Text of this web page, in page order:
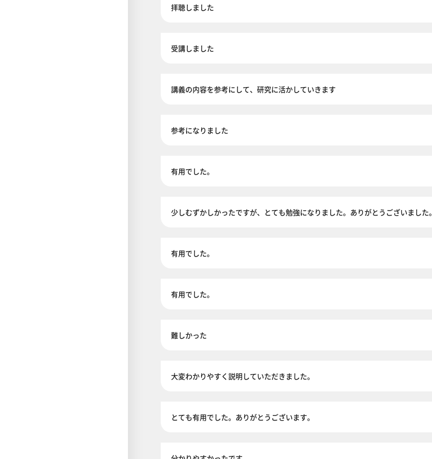
拝聴しました
受講しました
講義の内容を参考にして、研究に活かしていきます
参考になりました
有用でした。
少しむずかしかったですが、とても勉強になりました。ありがとうございました。
有用でした。
有用でした。
難しかった
大変わかりやすく説明していただきました。
とても有用でした。ありがとうございます。